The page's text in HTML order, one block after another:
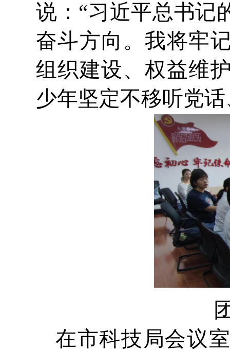
说：“习近平总书记
奋斗方向。我将牢
组织建设、权益维
少年坚定不移听党
在市科技局会议